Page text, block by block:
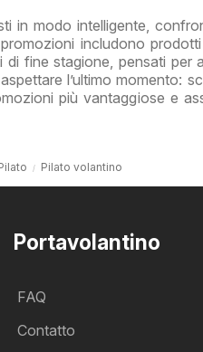
in modo intelligente,
includono
fine stagione, pensati per
l’ultimo momento:
più vantaggiose e
Pilato volantino
Portavolantino
FAQ
Contatto